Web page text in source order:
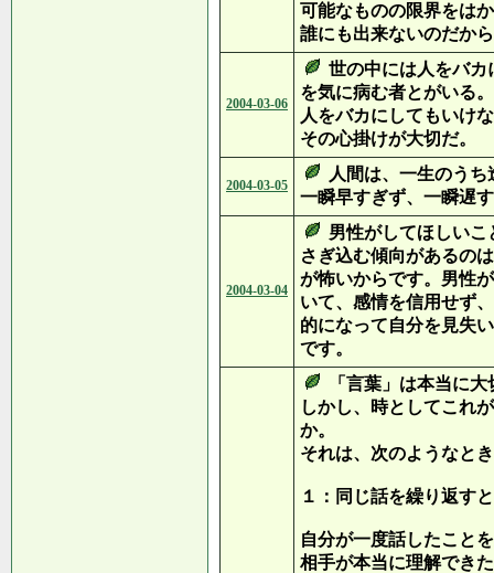
可能なものの限界をは
誰にも出来ないのだか
2004-03-06
世の中には人をバカ
を気に病む者とがいる
人をバカにしてもいけ
その心掛けが大切だ。
2004-03-05
人間は、一生のう
一瞬早すぎず、一瞬遅
2004-03-04
男性がしてほしい
さぎ込む傾向があるの
が怖いからです。男性
いて、感情を信用せず
的になって自分を見失
です。
「言葉」は本当に
しかし、時としてこれ
か。
それは、次のようなと
１：同じ話を繰り返す
自分が一度話したこと
相手が本当に理解でき